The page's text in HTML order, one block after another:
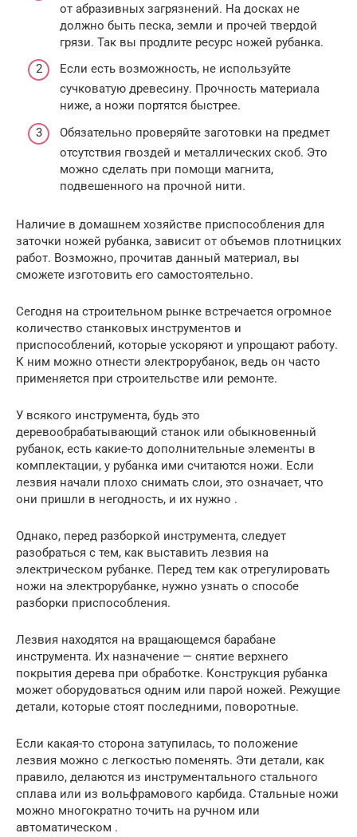
от абразивных загрязнений. На досках не
должно быть песка, земли и прочей твердой
грязи. Так вы продлите ресурс ножей рубанка.
Если есть возможность, не используйте
сучковатую древесину. Прочность материала
ниже, а ножи портятся быстрее.
Обязательно проверяйте заготовки на предмет
отсутствия гвоздей и металлических скоб. Это
можно сделать при помощи магнита,
подвешенного на прочной нити.
Наличие в домашнем хозяйстве приспособления для
заточки ножей рубанка, зависит от объемов плотницких
работ. Возможно, прочитав данный материал, вы
сможете изготовить его самостоятельно.
Сегодня на строительном рынке встречается огромное
количество станковых инструментов и
приспособлений, которые ускоряют и упрощают работу.
К ним можно отнести электрорубанок, ведь он часто
применяется при строительстве или ремонте.
У всякого инструмента, будь это
деревообрабатывающий станок или обыкновенный
рубанок, есть какие-то дополнительные элементы в
комплектации, у рубанка ими считаются ножи. Если
лезвия начали плохо снимать слои, это означает, что
они пришли в негодность, и их нужно .
Однако, перед разборкой инструмента, следует
разобраться с тем, как выставить лезвия на
электрическом рубанке. Перед тем как отрегулировать
ножи на электрорубанке, нужно узнать о способе
разборки приспособления.
Лезвия находятся на вращающемся барабане
инструмента. Их назначение — снятие верхнего
покрытия дерева при обработке. Конструкция рубанка
может оборудоваться одним или парой ножей. Режущие
детали, которые стоят последними, поворотные.
Если какая-то сторона затупилась, то положение
лезвия можно с легкостью поменять. Эти детали, как
правило, делаются из инструментального стального
сплава или из вольфрамового карбида. Стальные ножи
можно многократно точить на ручном или
автоматическом .